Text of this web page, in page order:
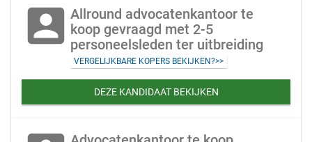
account_box Allround advocatenkantoor te
koop gevraagd met 2-5
personeelsleden ter uitbreiding
VERGELIJKBARE KOPERS BEKIJKEN?>>
DEZE KANDIDAAT BEKIJKEN